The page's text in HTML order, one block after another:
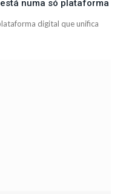
numa só plataforma
digital que unifica